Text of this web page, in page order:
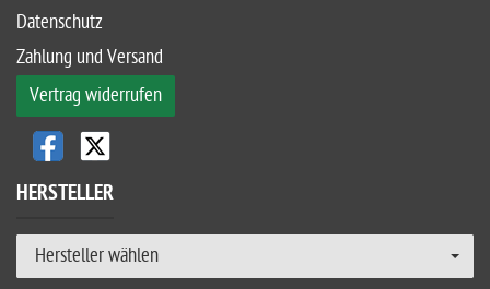
Datenschutz
Zahlung und Versand
Vertrag widerrufen
HERSTELLER
Hersteller wählen